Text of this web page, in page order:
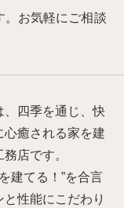
。お気軽にご相談
、四季を通じ、快
癒される家を建
店です。
建てる！”を合言
性能にこだわり